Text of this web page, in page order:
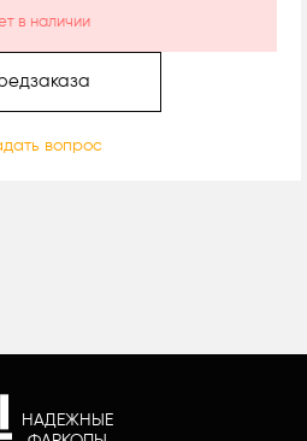
в наличии
вопрос
НАДЕЖНЫЕ